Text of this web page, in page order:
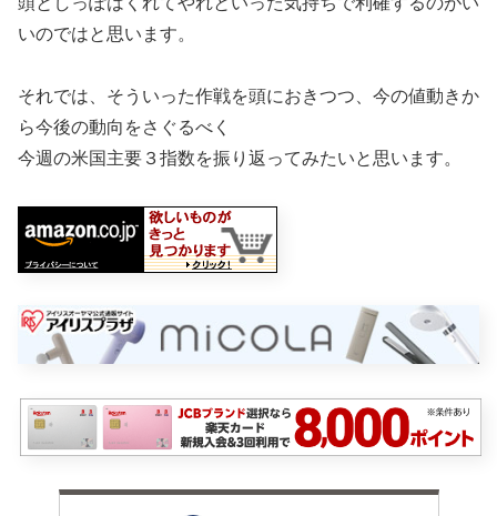
いのではと思います。
それでは、そういった作戦を頭におきつつ、今の値動きか
ら今後の動向をさぐるべく
今週の米国主要３指数を振り返ってみたいと思います。